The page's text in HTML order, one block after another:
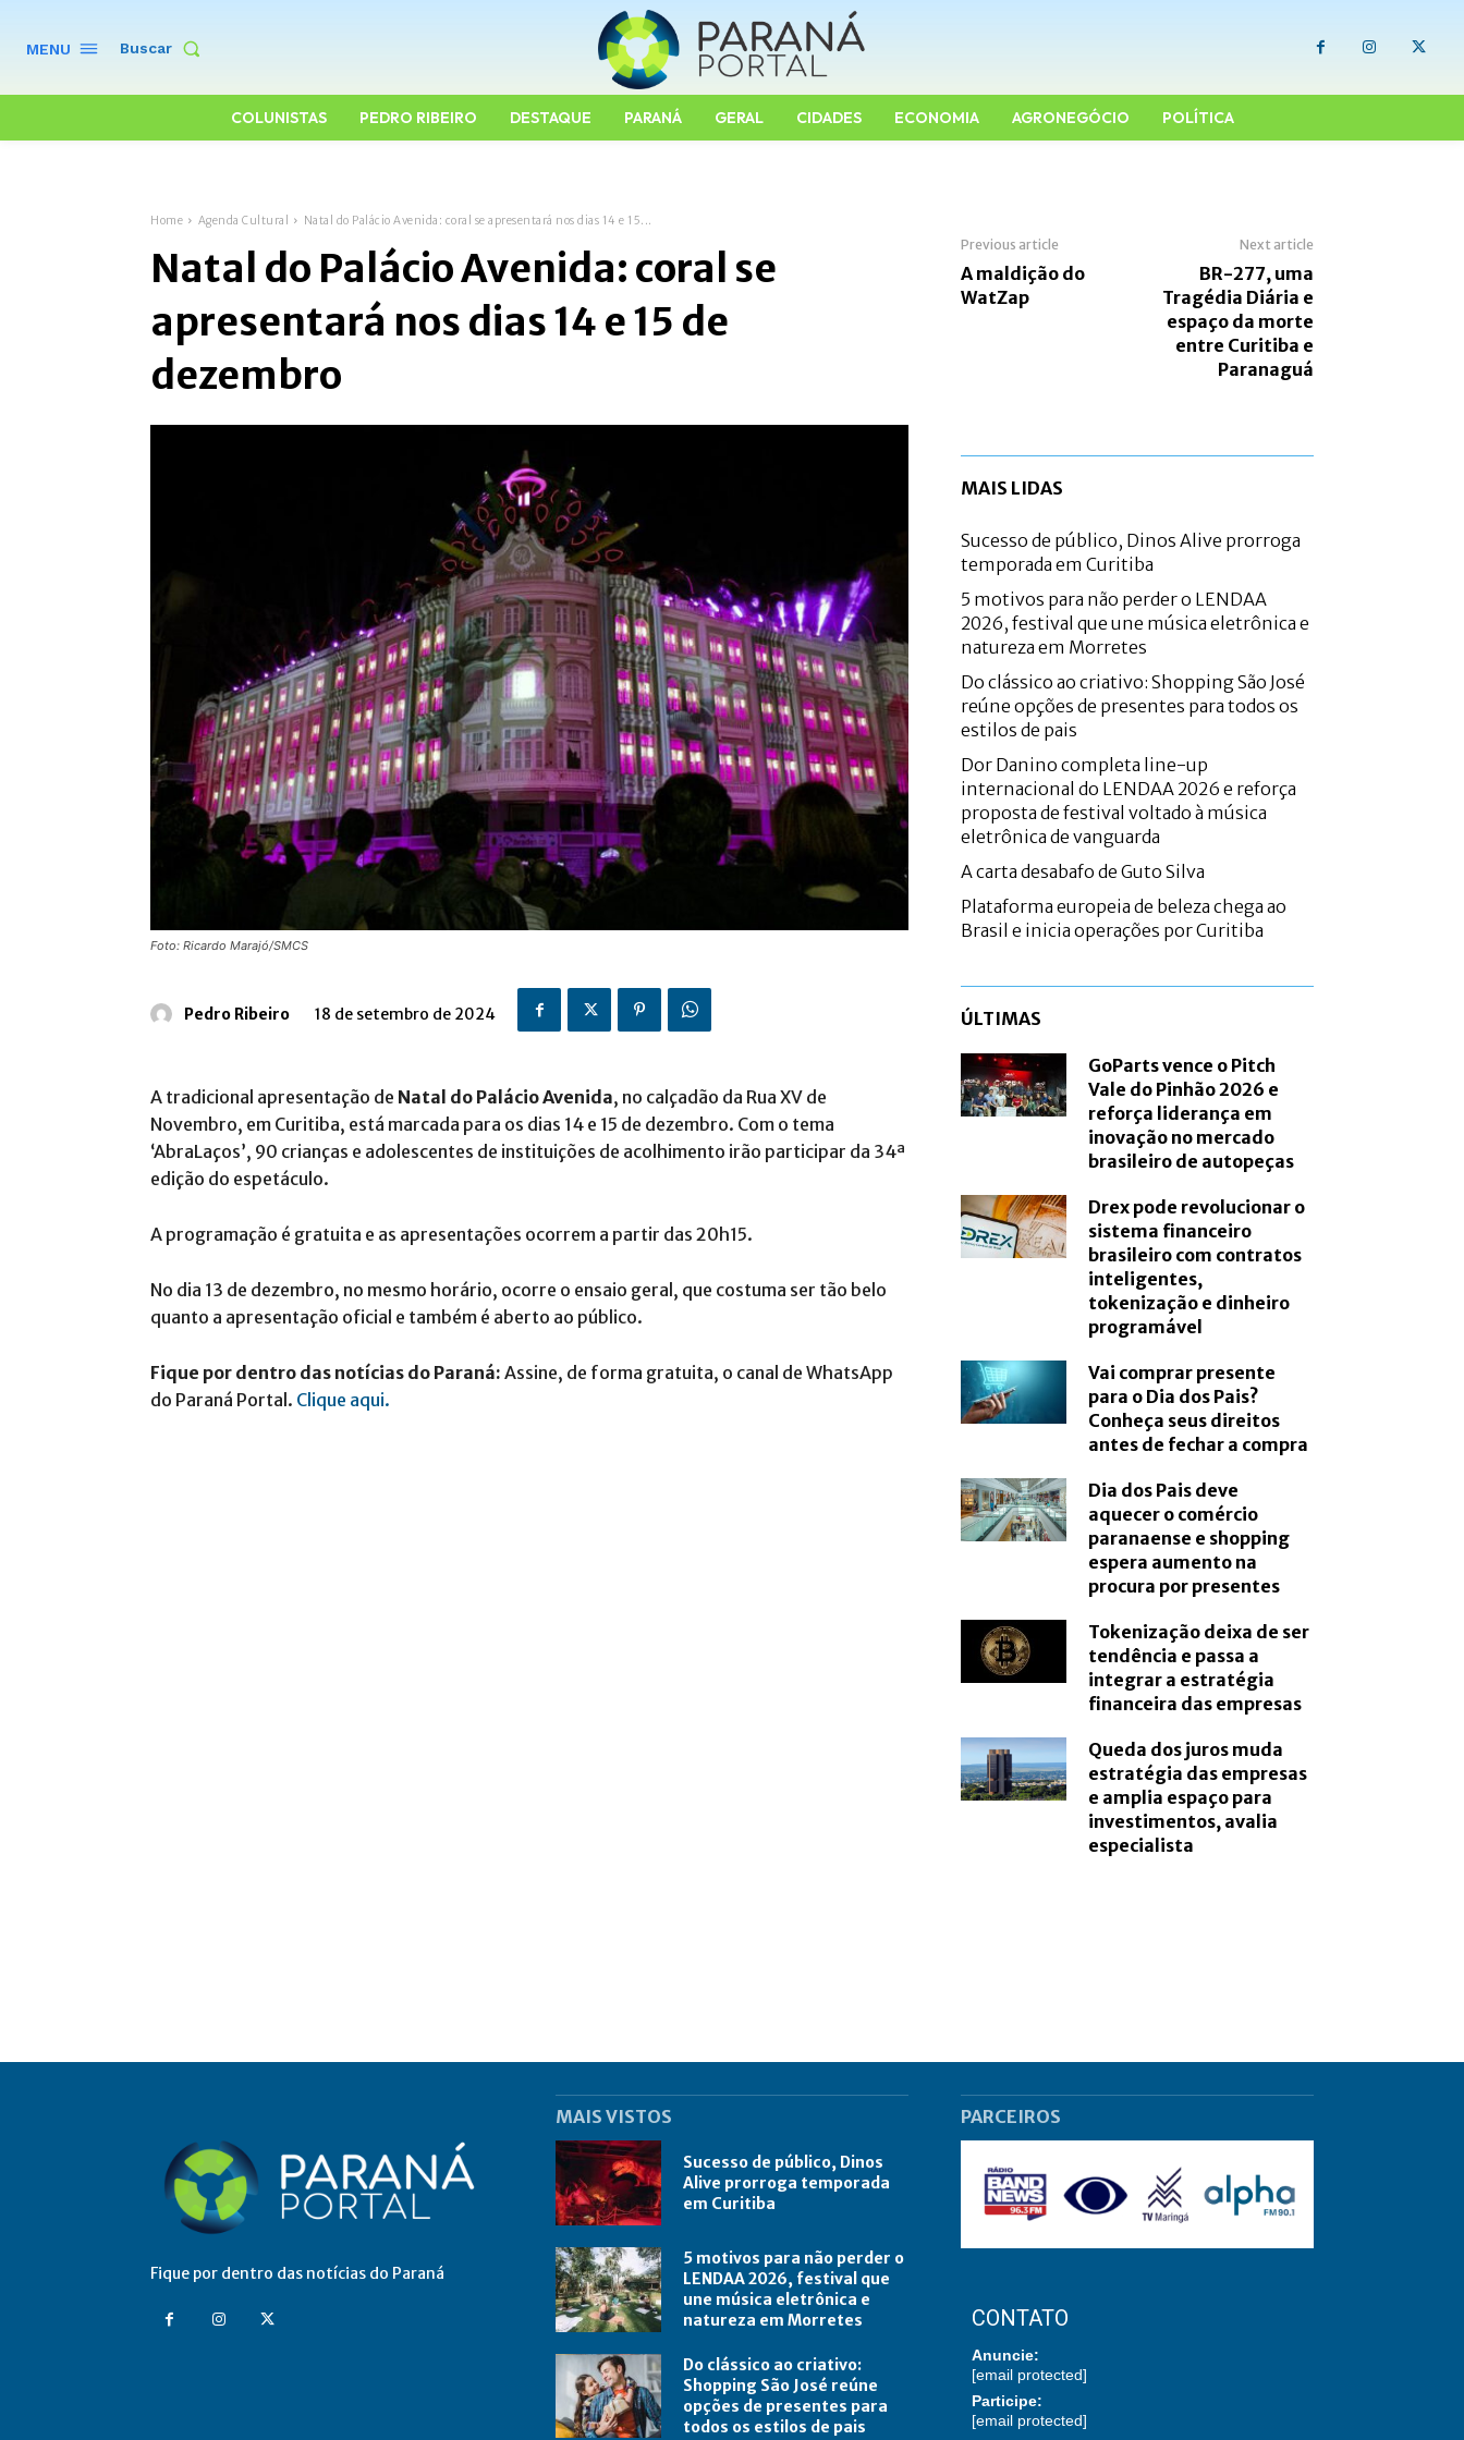
MENU Buscar
COLUNISTAS PEDRO RIBEIRO DESTAQUE PARANÁ GERAL CIDADES ECONOMIA AGRONEGÓCIO POLÍTICA
Home Agenda Cultural Natal do Palácio Avenida: coral se apresentará nos dias 14 e 15...
Natal do Palácio Avenida: coral se
apresentará nos dias 14 e 15 de
dezembro
Foto: Ricardo Marajó/SMCS
Pedro Ribeiro 18 de setembro de 2024
A tradicional apresentação de Natal do Palácio Avenida, no calçadão da Rua XV de
Novembro, em Curitiba, está marcada para os dias 14 e 15 de dezembro. Com o tema
‘AbraLaços’, 90 crianças e adolescentes de instituições de acolhimento irão participar da 34ª
edição do espetáculo.
A programação é gratuita e as apresentações ocorrem a partir das 20h15.
No dia 13 de dezembro, no mesmo horário, ocorre o ensaio geral, que costuma ser tão belo
quanto a apresentação oficial e também é aberto ao público.
Fique por dentro das notícias do Paraná: Assine, de forma gratuita, o canal de WhatsApp
do Paraná Portal. Clique aqui.
Previous article
A maldição do
WatZap
Next article
BR-277, uma
Tragédia Diária e
espaço da morte
entre Curitiba e
Paranaguá
MAIS LIDAS
Sucesso de público, Dinos Alive prorroga
temporada em Curitiba
5 motivos para não perder o LENDAA
2026, festival que une música eletrônica e
natureza em Morretes
Do clássico ao criativo: Shopping São José
reúne opções de presentes para todos os
estilos de pais
Dor Danino completa line-up
internacional do LENDAA 2026 e reforça
proposta de festival voltado à música
eletrônica de vanguarda
A carta desabafo de Guto Silva
Plataforma europeia de beleza chega ao
Brasil e inicia operações por Curitiba
ÚLTIMAS
GoParts vence o Pitch
Vale do Pinhão 2026 e
reforça liderança em
inovação no mercado
brasileiro de autopeças
Drex pode revolucionar o
sistema financeiro
brasileiro com contratos
inteligentes,
tokenização e dinheiro
programável
Vai comprar presente
para o Dia dos Pais?
Conheça seus direitos
antes de fechar a compra
Dia dos Pais deve
aquecer o comércio
paranaense e shopping
espera aumento na
procura por presentes
Tokenização deixa de ser
tendência e passa a
integrar a estratégia
financeira das empresas
Queda dos juros muda
estratégia das empresas
e amplia espaço para
investimentos, avalia
especialista
Fique por dentro das notícias do Paraná
MAIS VISTOS
Sucesso de público, Dinos
Alive prorroga temporada
em Curitiba
5 motivos para não perder o
LENDAA 2026, festival que
une música eletrônica e
natureza em Morretes
Do clássico ao criativo:
Shopping São José reúne
opções de presentes para
todos os estilos de pais
PARCEIROS
CONTATO
Anuncie:
[email protected]
Participe:
[email protected]